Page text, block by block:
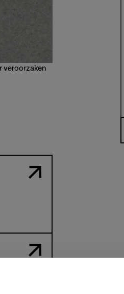
veroorzaken